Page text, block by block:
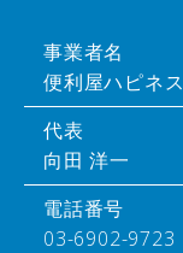
事業者名
便利屋ハピネス
代表
向田 洋一
電話番号
03-6902-9723